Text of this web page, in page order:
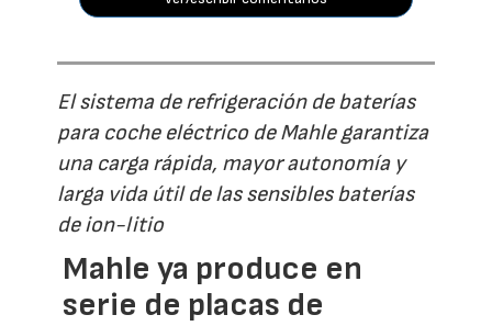
El sistema de refrigeración de baterías
para coche eléctrico de Mahle garantiza
una carga rápida, mayor autonomía y
larga vida útil de las sensibles baterías
de ion-litio
Mahle ya produce en
serie de placas de